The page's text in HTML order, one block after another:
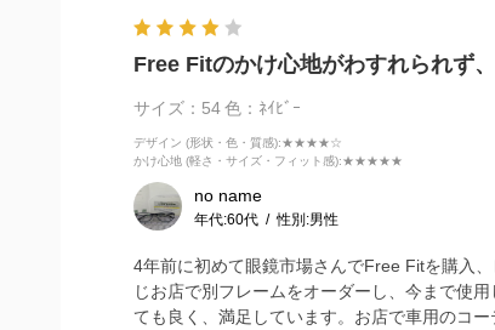
Free Fitのかけ心地がわすれられず
サイズ：54色：ﾈｲﾋﾞｰ
デザイン (形状・色・質感):★★★★☆
かけ心地 (軽さ・サイズ・フィット感):★★★★★
no name
年代:60代 性別:男性
4年前に初めて眼鏡市場さんでFree Fitを購入
じお店で別フレームをオーダーし、今まで使
ても良く、満足しています。お店で車用のコ